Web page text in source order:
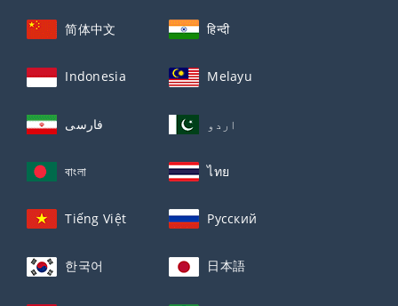
简体中文 हिन्दी
Indonesia Melayu
فارسی اردو
বাংলা ไทย
Tiếng Việt Русский
한국어 日本語